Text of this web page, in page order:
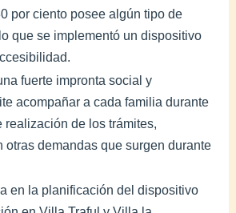
por ciento posee algún tipo de
que se implementó un dispositivo
fuerte impronta social y
acompañar a cada familia durante
realización de los trámites,
otras demandas que surgen durante
en la planificación del dispositivo